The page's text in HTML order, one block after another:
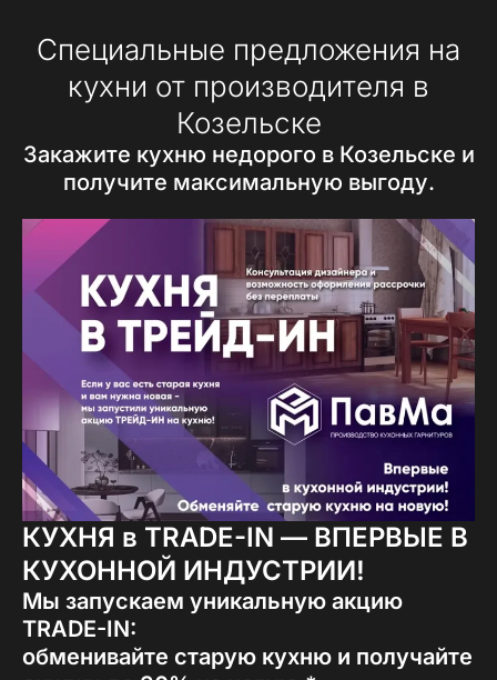
Специальные предложения на
кухни от производителя в
Козельске
Закажите кухню недорого в Козельске и
получите максимальную выгоду.
КУХНЯ в TRADE-IN — ВПЕРВЫЕ В
КУХОННОЙ ИНДУСТРИИ!
Мы запускаем уникальную акцию
TRADE-IN:
обменивайте старую кухню и получайте